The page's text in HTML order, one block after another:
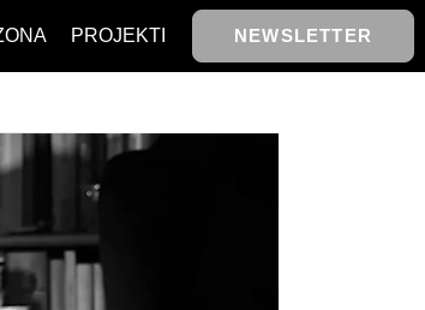
PROJEKTI
TASTY TALKS
30 ISPOD 30
SCHOOL
NEWSLETTER
NAJKOLEGA
SCHOOL
BIZNIS LIGA